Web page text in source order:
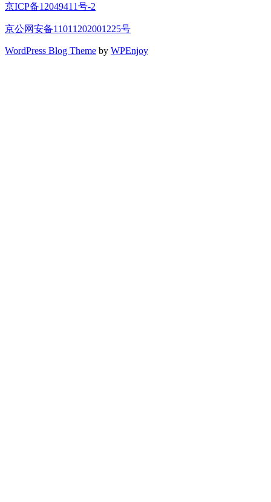
京ICP备12049411号-2
京公网安备11011202001225号
WordPress Blog Theme by WPEnjoy